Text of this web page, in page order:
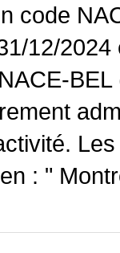
code
12/
: "